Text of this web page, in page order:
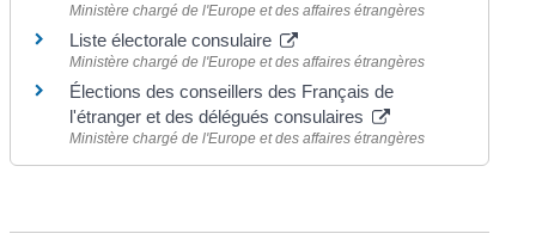
Ministère chargé de l'Europe et des affaires étrangères
Liste électorale consulaire
Ministère chargé de l'Europe et des affaires étrangères
Élections des conseillers des Français de
l'étranger et des délégués consulaires
Ministère chargé de l'Europe et des affaires étrangères